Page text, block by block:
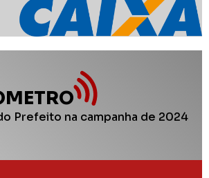
Prefeito na campanha de 2024